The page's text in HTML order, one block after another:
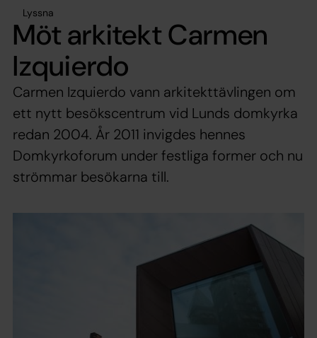
Lyssna
Möt arkitekt Carmen
Izquierdo
Carmen Izquierdo vann arkitekttävlingen om
ett nytt besökscentrum vid Lunds domkyrka
redan 2004. År 2011 invigdes hennes
Domkyrkoforum under festliga former och nu
strömmar besökarna till.